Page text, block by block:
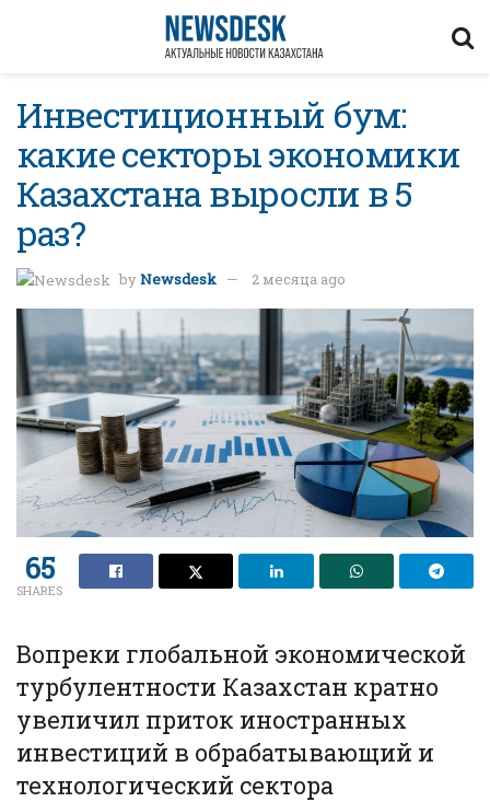
Инвестиционный бум:
какие секторы экономики
Казахстана выросли в 5
раз?
byNewsdesk 2 месяца ago
65
SHARES
Вопреки глобальной экономической
турбулентности Казахстан кратно
увеличил приток иностранных
инвестиций в обрабатывающий и
технологический сектора